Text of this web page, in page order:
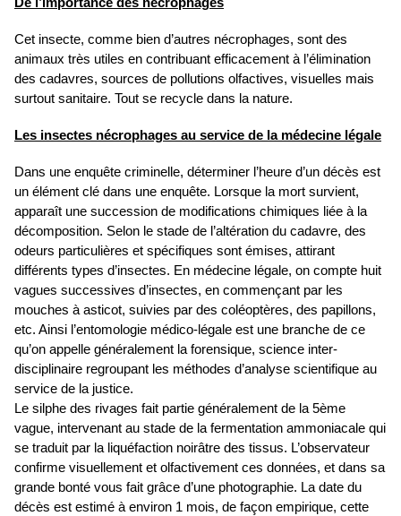
Cet insecte, comme bien d’autres nécrophages, sont des
animaux très utiles en contribuant efficacement à l’élimination
des cadavres, sources de pollutions olfactives, visuelles mais
surtout sanitaire. Tout se recycle dans la nature.
Les insectes nécrophages au service de la médecine légale
Dans une enquête criminelle, déterminer l’heure d’un décès est
un élément clé dans une enquête. Lorsque la mort survient,
apparaît une succession de modifications chimiques liée à la
décomposition. Selon le stade de l’altération du cadavre, des
odeurs particulières et spécifiques sont émises, attirant
différents types d’insectes. En médecine légale, on compte huit
vagues successives d’insectes, en commençant par les
mouches à asticot, suivies par des coléoptères, des papillons,
etc. Ainsi l’entomologie médico-légale est une branche de ce
qu’on appelle généralement la forensique, science inter-
disciplinaire regroupant les méthodes d’analyse scientifique au
service de la justice.
Le silphe des rivages fait partie généralement de la 5ème
vague, intervenant au stade de la fermentation ammoniacale qui
se traduit par la liquéfaction noirâtre des tissus. L’observateur
confirme visuellement et olfactivement ces données, et dans sa
grande bonté vous fait grâce d’une photographie. La date du
décès est estimé à environ 1 mois, de façon empirique, cette